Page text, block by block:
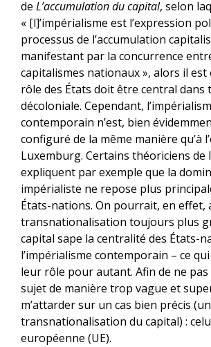
de L’accumulation du capital, selon
« [l]’impérialisme est l’expression
processus de l’accumulation
manifestant par la concurrence
capitalismes nationaux », alors il est
rôle des États doit être central dans
décoloniale. Cependant,
contemporain n’est, bien
configuré de la même manière qu’à
Luxemburg. Certains théoriciens de
expliquent par exemple que la
impérialiste ne repose plus
États-nations. On pourrait, en effet,
transnationalisation toujours plus
capital sape la centralité des États-
l’impérialisme contemporain – ce qui
leur rôle pour autant. Afin de ne
sujet de manière trop vague et
m’attarder sur un cas bien précis (un
transnationalisation du capital) :
européenne (UE).